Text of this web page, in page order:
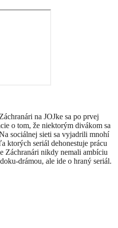
na JOJke sa po prvej
o tom, že niektorým divákom sa
sociálnej sieti sa vyjadrili mnohí
ktorých seriál dehonestuje prácu
Záchranári nikdy nemali ambíciu
drámou, ale ide o hraný seriál.